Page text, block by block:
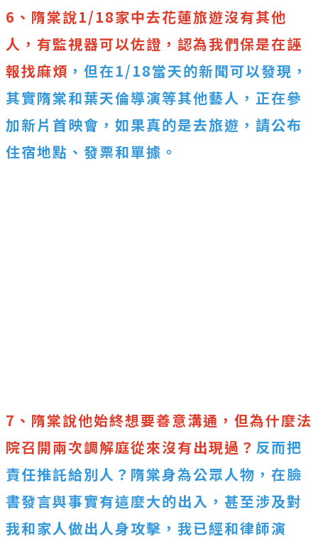
6、隋棠說1/18家中去花蓮旅遊沒有其他
人，有監視器可以佐證，認為我們保是在誣
報找麻煩 ，但在1/18當天的新聞可以發現，
其實隋棠和葉天倫導演等其他藝人，正在參
加新片首映會，如果真的是去旅遊，請公布
住宿地點、發票和單據。
7、隋棠說他始終想要善意溝通，但為什麼法
院召開兩次調解庭從來沒有出現過？ 反而把
責任推託給別人？隋棠身為公眾人物，在臉
書發言與事實有這麼大的出入，甚至涉及對
我和家人做出人身攻擊，我已經和律師演